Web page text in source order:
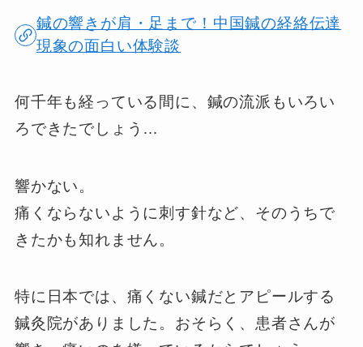
鍼の響きが肩・足まで！中国鍼の経絡伝達
現象の面白い体験談
何千年も経っている間に、鍼の流派もいろい
ろできたでしょう…
響かない。
痛くならないように刺す針など、そのうちで
きたかも知れません。
特に日本では、痛くない鍼だとアピールする
鍼灸院がありました。おそらく、患者さんが